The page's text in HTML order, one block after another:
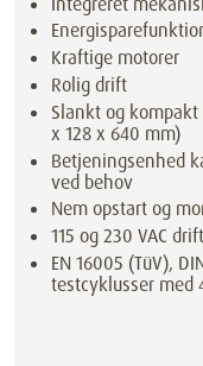
Kraftige motorer
Rolig drift
Slankt og
x 128 x 640 mm)
Betjeningsenhed
ved behov
Nem opstart og
115 og 230 VAC
EN 16005 (TüV),
testcyklusser med